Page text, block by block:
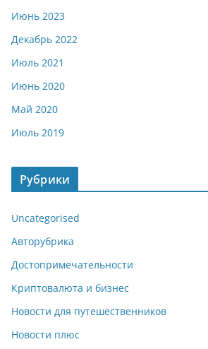
Июнь 2023
Декабрь 2022
Июль 2021
Июнь 2020
Май 2020
Июль 2019
Рубрики
Uncategorised
Авторубрика
Достопримечательности
Криптовалюта и бизнес
Новости для путешественников
Новости плюс